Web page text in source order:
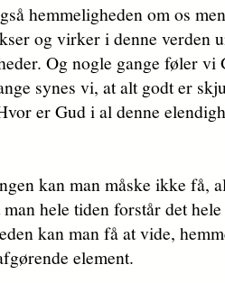
hemmeligheden om os
og virker i denne verden
Og nogle gange føler vi
synes vi, at alt godt er
er Gud i al denne
kan man måske ikke få,
hele tiden forstår det
kan man få at vide,
element.